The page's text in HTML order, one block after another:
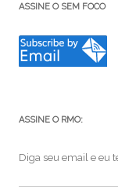
ASSINE O SEM FOCO
ASSINE O RMO:
Diga seu email e eu